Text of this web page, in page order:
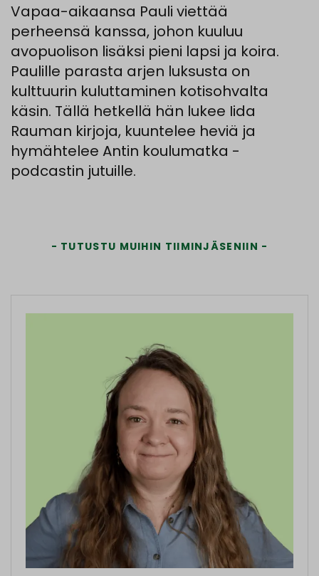
Vapaa-aikaansa Pauli viettää
perheensä kanssa, johon kuuluu
avopuolison lisäksi pieni lapsi ja koira.
Paulille parasta arjen luksusta on
kulttuurin kuluttaminen kotisohvalta
käsin. Tällä hetkellä hän lukee Iida
Rauman kirjoja, kuuntelee heviä ja
hymähtelee Antin koulumatka -
podcastin jutuille.
TUTUSTU MUIHIN TIIMINJÄSENIIN